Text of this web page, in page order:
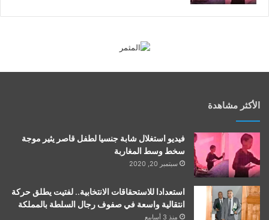
الأكثر مشاهدة
فيديو استغلال شابة جنسيا لطفل قاصر يثير موجة
سخط وسط المغاربة
سبتمبر 20, 2020
استعدادا للاستحقاقات الانتخابية.. لفتيت يطلق حركة
انتقالية واسعة في صفوف رجال السلطة بالمملكة
منذ 3 أسابيع